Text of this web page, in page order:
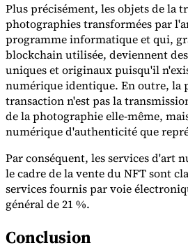
Plus précisément, les objets de la
photographies transformées par
programme informatique et qui,
blockchain utilisée, deviennent
uniques et originaux puisqu'il
numérique identique. En outre, la
transaction n'est pas la
de la photographie elle-même,
numérique d'authenticité que
Par conséquent, les services d'art
le cadre de la vente du NFT sont
services fournis par voie
général de 21 %.
Conclusion